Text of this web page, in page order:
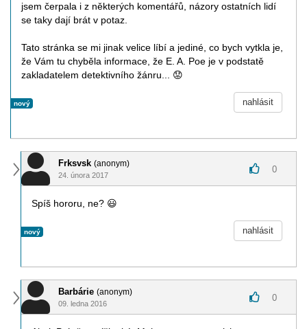
jsem čerpala i z některých komentářů, názory ostatních lidí
se taky dají brát v potaz.
Tato stránka se mi jinak velice líbí a jediné, co bych vytkla je,
že Vám tu chyběla informace, že E. A. Poe je v podstatě
zakladatelem detektivního žánru... 😟
nový nahlásit
Frksvsk (anonym)
24. února 2017
0
Spíš hororu, ne? 😃
nový nahlásit
Barbárie (anonym)
09. ledna 2016
0